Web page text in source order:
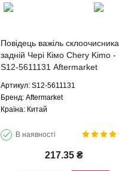
Повідець важіль склоочисника
задній Чері Кімо Chery Kimo -
S12-5611131 Aftermarket
Артикул: S12-5611131
Брeнд: Aftermarket
Країна: Китай
В наявності
217.35₴